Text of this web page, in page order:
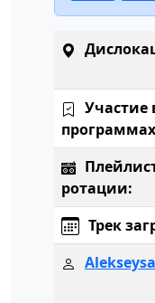
Участие
ротации:
Трек